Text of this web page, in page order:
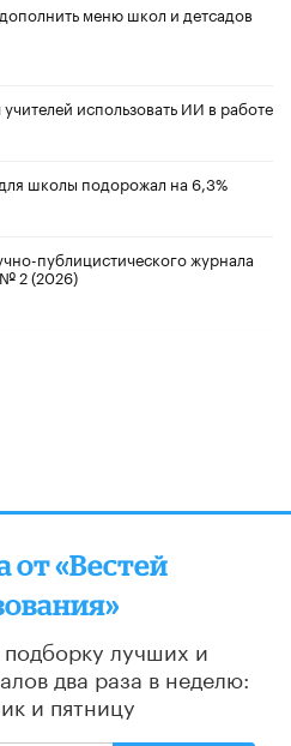
меню школ и детсадов
использовать ИИ в работе
школы подорожал на 6,3%
публицистического журнала
2 (2026)
от «Вестей
лучших и
два раза в неделю:
и пятницу